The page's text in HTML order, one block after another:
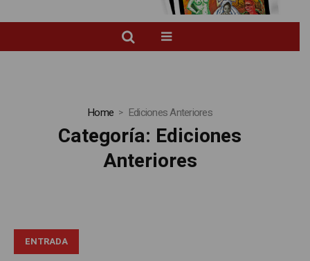
Home Ediciones Anteriores
Categoría: Ediciones
Anteriores
ENTRADA